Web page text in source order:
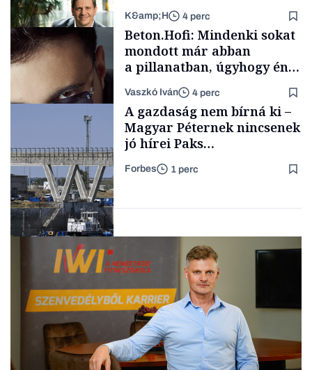
Családi
vállalkozások
TÁMOGATÓI
K&amp;H 4 perc
Forbes-sztori
Beton.Hofi: Mindenki sokat
mondott már abban
a pillanatban, úgyhogy én
a legsarkosabb
gondolataimat akartam
kimondani
Vaszkó Iván 4 perc
A gazdaság nem bírná ki –
Magyar Péternek nincsenek
jó hírei Paks
újraindításáról
Forbes 1 perc